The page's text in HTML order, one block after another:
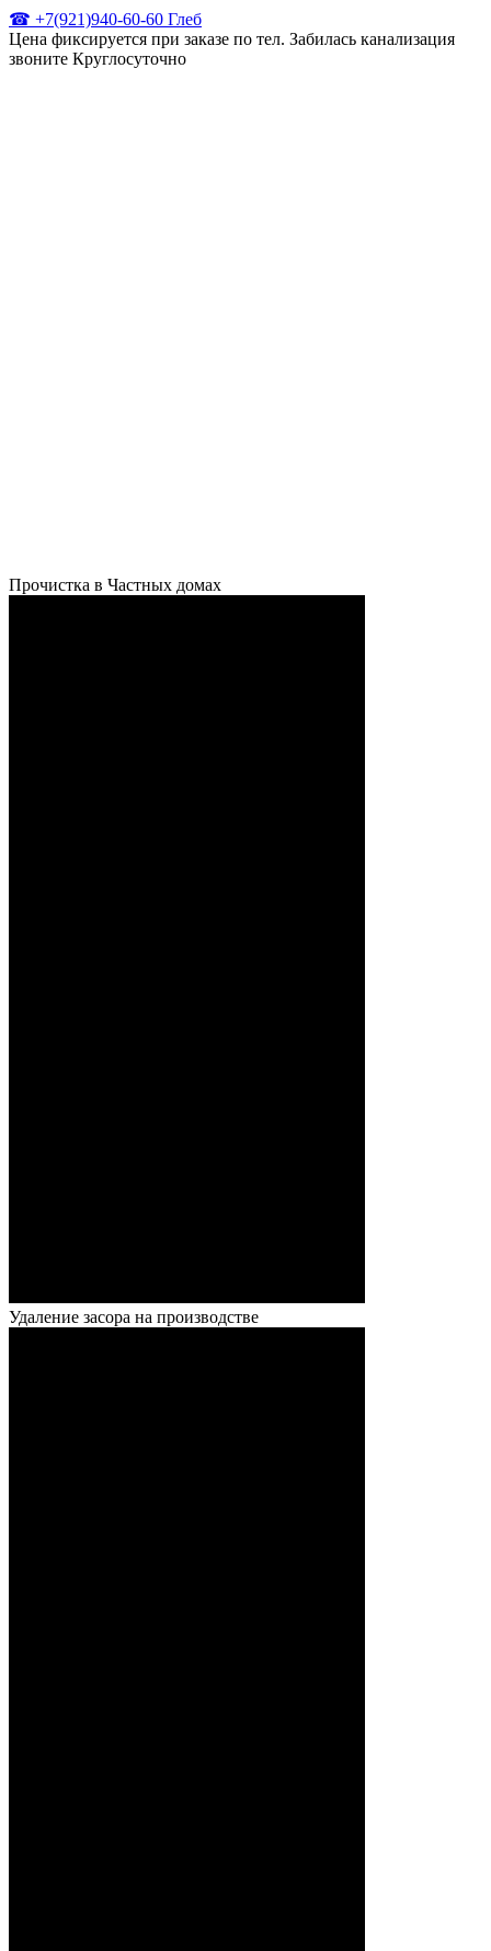
☎ +7(921)940-60-60 Глеб
Цена фиксируется при заказе по тел. Забилась канализация
звоните Круглосуточно
Прочистка в Частных домах
Удаление засора на производстве